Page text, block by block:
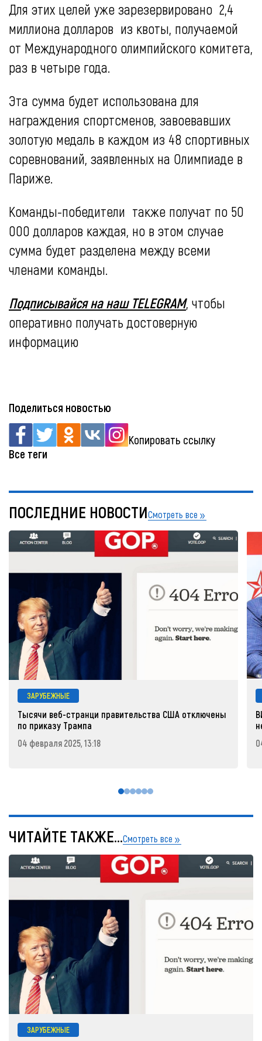
Для этих целей уже зарезервировано 2,4
миллиона долларов из квоты, получаемой
от Международного олимпийского комитета,
раз в четыре года.
Эта сумма будет использована для
награждения спортсменов, завоевавших
золотую медаль в каждом из 48 спортивных
соревнований, заявленных на Олимпиаде в
Париже.
Команды-победители также получат по 50
000 долларов каждая, но в этом случае
сумма будет разделена между всеми
членами команды.
Подписывайся на наш TELEGRAM, чтобы
оперативно получать достоверную
информацию
Поделиться новостью
Копировать ссылку
Все теги
ПОСЛЕДНИЕ НОВОСТИСмотреть все
ЗАРУБЕЖНЫЕ
Тысячи веб-странци правительства США отключены
по приказу Трампа
04 февраля 2025, 13:18
ЧИТАЙТЕ ТАКЖЕ...Смотреть все
ЗАРУБЕЖНЫЕ